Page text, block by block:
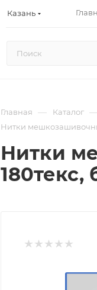
Казань
Главная — Каталог
Нитки
Нитки